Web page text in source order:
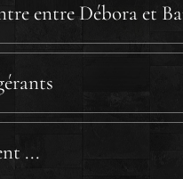
entre Débora et
...